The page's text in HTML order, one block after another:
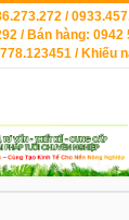
/
/ Bán hàng: 0942
/ Khiếu